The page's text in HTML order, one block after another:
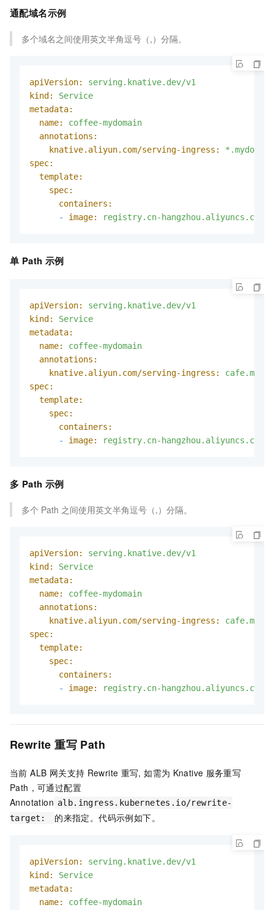
通配域名示例
多个域名之间使用英文半角逗号（,）分隔。
apiVersion:
serving.knative.dev/v1
kind:
Service
metadata:
name:
coffee-mydomain
annotations:
knative.aliyun.com/serving-ingress:
spec:
template:
spec:
containers:
-
image: registry.cn-hangzhou.aliyuncs.com/
单 Path 示例
apiVersion:
serving.knative.dev/v1
kind:
Service
metadata:
name:
coffee-mydomain
annotations:
knative.aliyun.com/serving-ingress:
spec:
template:
spec:
containers:
-
image: registry.cn-hangzhou.aliyuncs.com/
多 Path 示例
多个 Path 之间使用英文半角逗号（,）分隔。
apiVersion:
serving.knative.dev/v1
kind:
Service
metadata:
name:
coffee-mydomain
annotations:
knative.aliyun.com/serving-ingress:
spec:
template:
spec:
containers:
-
image: registry.cn-hangzhou.aliyuncs.com/
Rewrite 重写 Path
当前 ALB 网关支持 Rewrite 重写, 如需为 Knative 服务重写
Path，可通过配置
Annotation alb.ingress.kubernetes.io/rewrite-
target:
的来指定。代码示例如下。
apiVersion:
serving.knative.dev/v1
kind:
Service
metadata:
name:
coffee-mydomain